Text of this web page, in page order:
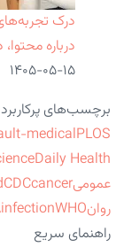
درباره
۱۴۰۵-۰۵-۱۵
برچسب‌های پرکاربرد
medicalPLOS
Health
عمومی
CDCcancer
روان
infectionWHO
راهنمای سریع